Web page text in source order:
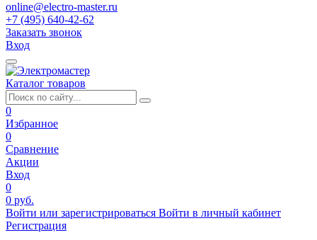
online@electro-master.ru
+7 (495) 640-42-62
Заказать звонок
Вход
Каталог товаров
0
Избранное
0
Сравнение
Акции
Вход
0
0 руб.
Войти или зарегистрироваться Войти в личный кабинет
Регистрация